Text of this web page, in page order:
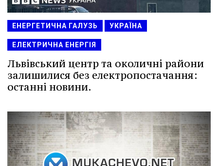
ЕНЕРГЕТИЧНА ГАЛУЗЬ УКРАЇНА
ЕЛЕКТРИЧНА ЕНЕРГІЯ
Львівський центр та околичні райони
залишилися без електропостачання:
останні новини.